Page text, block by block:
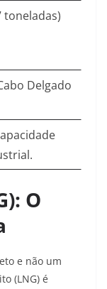
toneladas)
Delgado
O
e não um
(LNG) é